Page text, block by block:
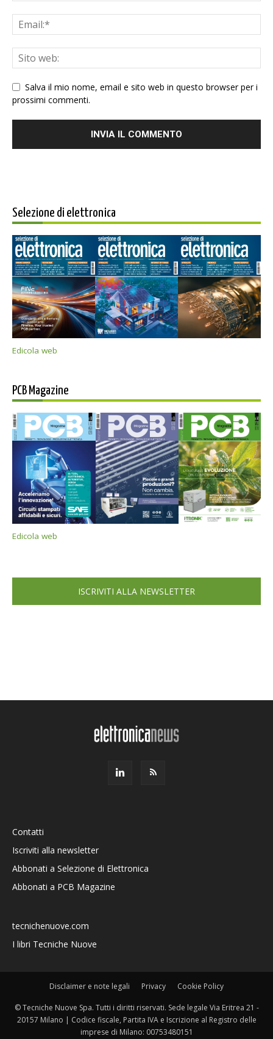
Salva il mio nome, email e sito web in questo browser per i
prossimi commenti.
Selezione di elettronica
Edicola web
PCB Magazine
Edicola web
ISCRIVITI ALLA NEWSLETTER
Contatti
Iscriviti alla newsletter
Abbonati a Selezione di Elettronica
Abbonati a PCB Magazine
tecnichenuove.com
I libri Tecniche Nuove
Disclaimer e note legali Privacy Cookie Policy
© Tecniche Nuove Spa. Tutti i diritti riservati. Sede legale Via Eritrea 21 -
20157 Milano | Codice fiscale, Partita IVA e Iscrizione al Registro delle
imprese di Milano: 00753480151